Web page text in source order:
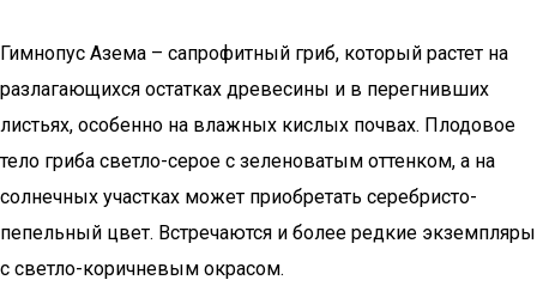
Гимнопус Азема – сапрофитный гриб, который растет на
разлагающихся остатках древесины и в перегнивших
листьях, особенно на влажных кислых почвах. Плодовое
тело гриба светло-серое с зеленоватым оттенком, а на
солнечных участках может приобретать серебристо-
пепельный цвет. Встречаются и более редкие экземпляры
с светло-коричневым окрасом.